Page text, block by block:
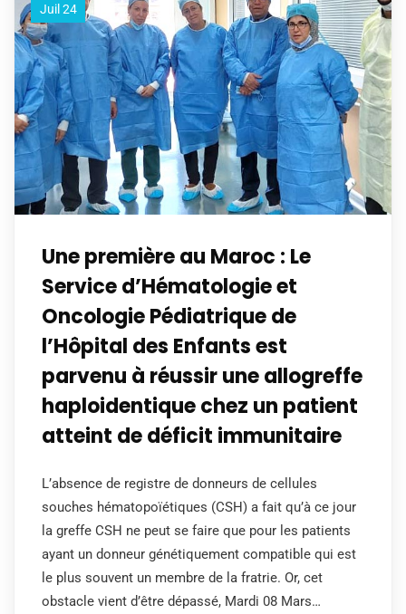
Juil 24
Une première au Maroc : Le
Service d’Hématologie et
Oncologie Pédiatrique de
l’Hôpital des Enfants est
parvenu à réussir une allogreffe
haploidentique chez un patient
atteint de déficit immunitaire
L’absence de registre de donneurs de cellules
souches hématopoïétiques (CSH) a fait qu’à ce jour
la greffe CSH ne peut se faire que pour les patients
ayant un donneur génétiquement compatible qui est
le plus souvent un membre de la fratrie. Or, cet
obstacle vient d’être dépassé, Mardi 08 Mars…